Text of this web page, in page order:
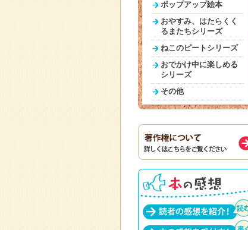
ポップアップ絵本
おやすみ、はたらくく
るまたちシリーズ
ねこのピートシリーズ
おでかけ中に楽しめる
シリーズ
その他